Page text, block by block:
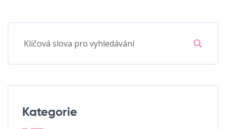
Kategorie